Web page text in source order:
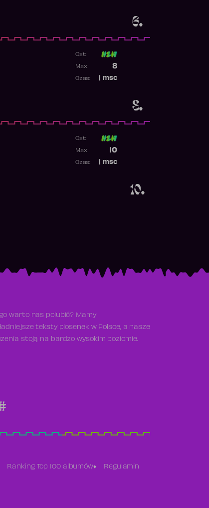
6.
8.
Ost:
8
Max:
msc
Czas:
10.
Ost:
10
Max:
msc
Czas:
warto nas polubić? Mamy
teksty piosenek w Polsce, a nasze
stoją na bardzo wysokim poziomie.
Ranking Top 100 albumów Regulamin